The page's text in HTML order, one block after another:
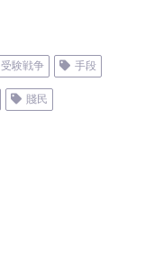
受験戦争 手段
賤民